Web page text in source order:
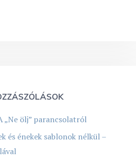
„Ne ölj” parancsolatról
és énekek sablonok nélkül –